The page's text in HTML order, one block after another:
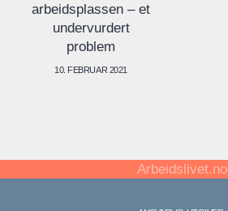
arbeidsplassen – et
undervurdert
problem
10. FEBRUAR 2021
Arbeidslivet.no